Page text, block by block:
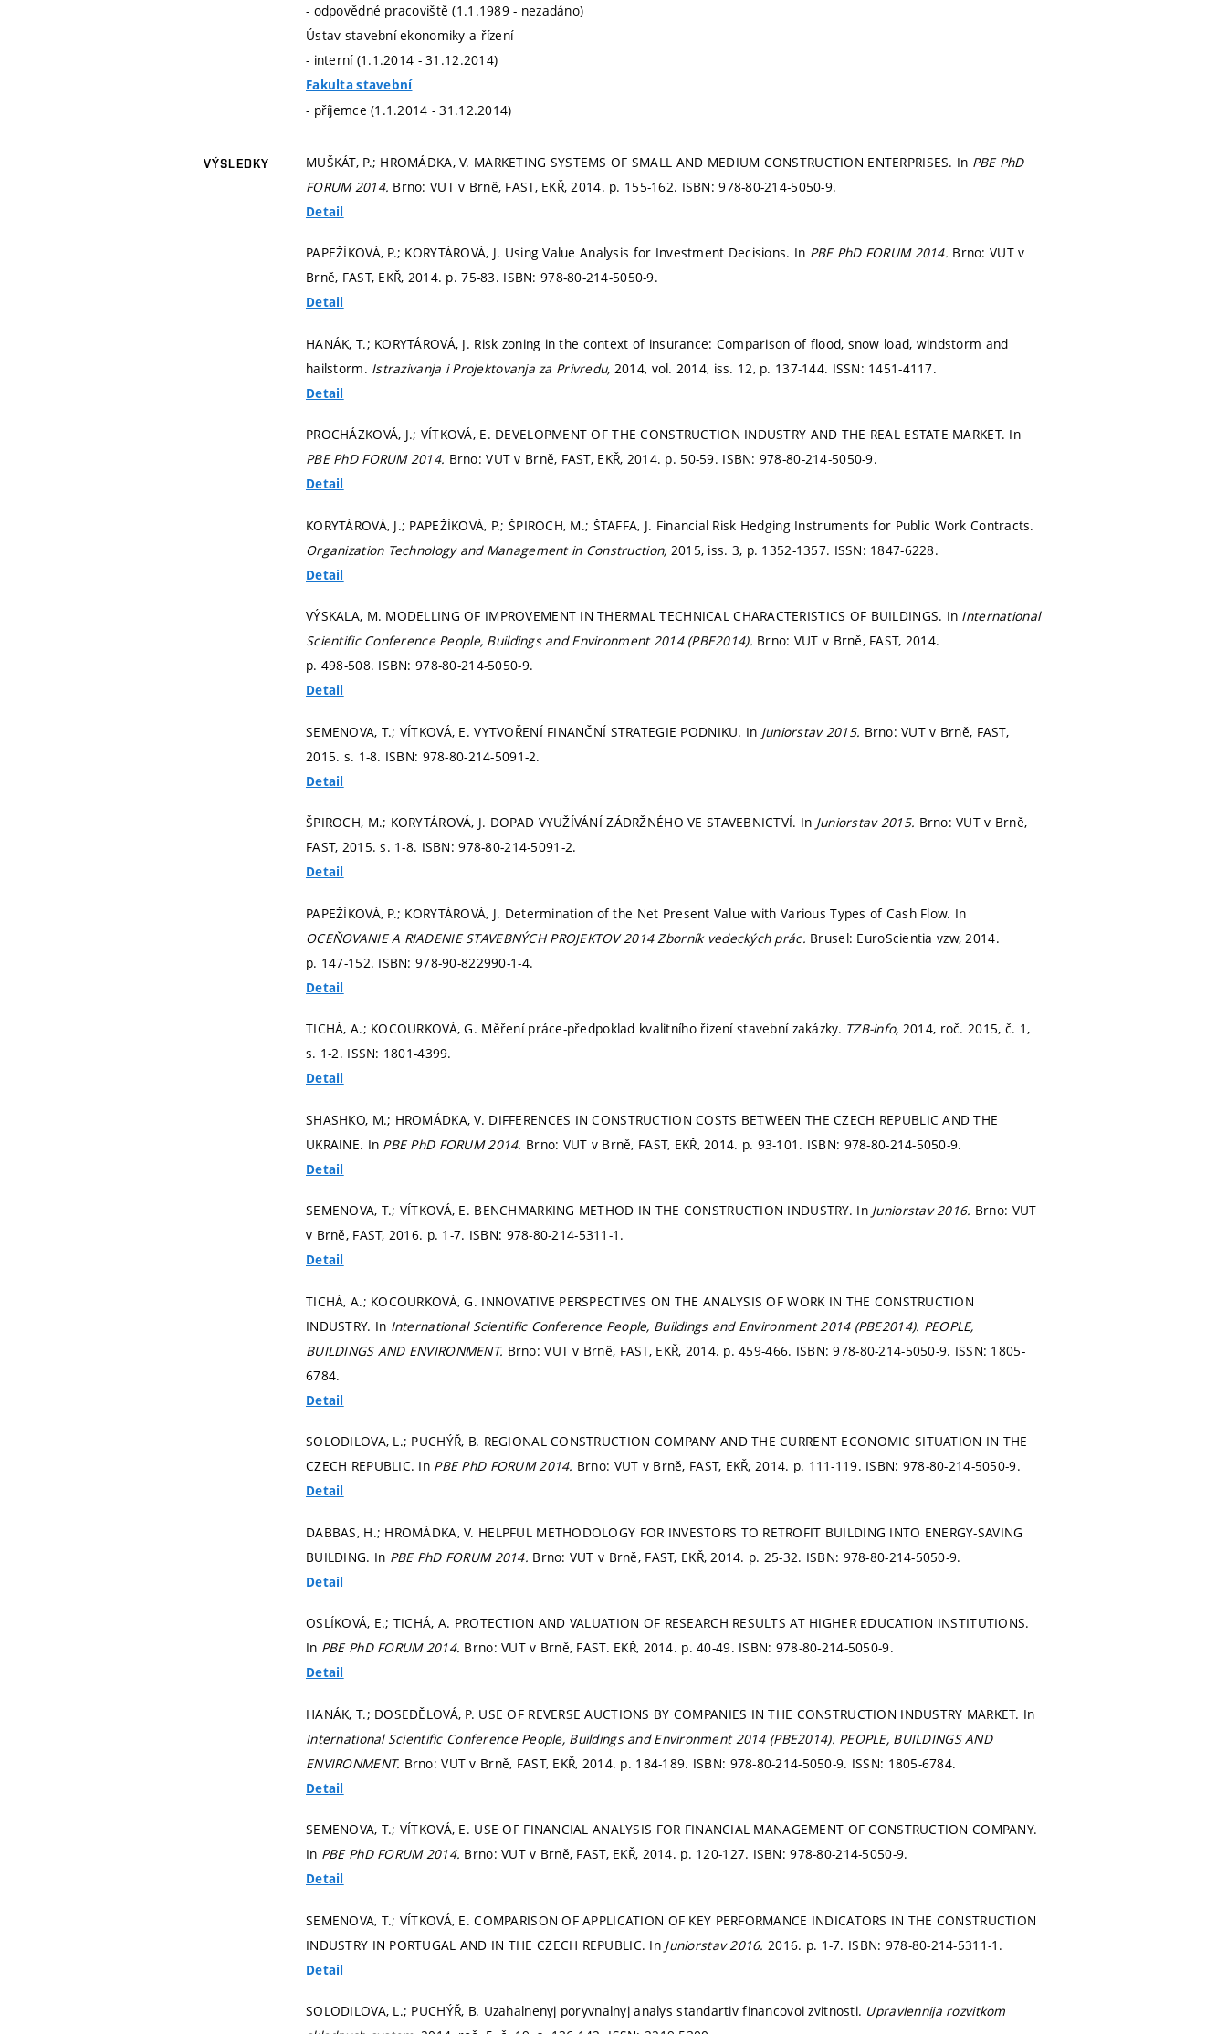
- odpovědné pracoviště (1.1.1989 - nezadáno)
Ústav stavební ekonomiky a řízení
- interní (1.1.2014 - 31.12.2014)
Fakulta stavební
- příjemce (1.1.2014 - 31.12.2014)
VÝSLEDKY MUŠKÁT, P.; HROMÁDKA, V. MARKETING SYSTEMS OF SMALL AND MEDIUM CONSTRUCTION ENTERPRISES. In PBE PhD
FORUM 2014. Brno: VUT v Brně, FAST, EKŘ, 2014. p. 155-162. ISBN: 978-80-214-5050-9.
Detail
PAPEŽÍKOVÁ, P.; KORYTÁROVÁ, J. Using Value Analysis for Investment Decisions. In PBE PhD FORUM 2014. Brno: VUT v
Brně, FAST, EKŘ, 2014. p. 75-83. ISBN: 978-80-214-5050-9.
Detail
HANÁK, T.; KORYTÁROVÁ, J. Risk zoning in the context of insurance: Comparison of flood, snow load, windstorm and
hailstorm. Istrazivanja i Projektovanja za Privredu, 2014, vol. 2014, iss. 12, p. 137-144. ISSN: 1451-4117.
Detail
PROCHÁZKOVÁ, J.; VÍTKOVÁ, E. DEVELOPMENT OF THE CONSTRUCTION INDUSTRY AND THE REAL ESTATE MARKET. In
PBE PhD FORUM 2014. Brno: VUT v Brně, FAST, EKŘ, 2014. p. 50-59. ISBN: 978-80-214-5050-9.
Detail
KORYTÁROVÁ, J.; PAPEŽÍKOVÁ, P.; ŠPIROCH, M.; ŠTAFFA, J. Financial Risk Hedging Instruments for Public Work Contracts.
Organization Technology and Management in Construction, 2015, iss. 3, p. 1352-1357. ISSN: 1847-6228.
Detail
VÝSKALA, M. MODELLING OF IMPROVEMENT IN THERMAL TECHNICAL CHARACTERISTICS OF BUILDINGS. In International
Scientific Conference People, Buildings and Environment 2014 (PBE2014). Brno: VUT v Brně, FAST, 2014.
p. 498-508. ISBN: 978-80-214-5050-9.
Detail
SEMENOVA, T.; VÍTKOVÁ, E. VYTVOŘENÍ FINANČNÍ STRATEGIE PODNIKU. In Juniorstav 2015. Brno: VUT v Brně, FAST,
2015. s. 1-8. ISBN: 978-80-214-5091-2.
Detail
ŠPIROCH, M.; KORYTÁROVÁ, J. DOPAD VYUŽÍVÁNÍ ZÁDRŽNÉHO VE STAVEBNICTVÍ. In Juniorstav 2015. Brno: VUT v Brně,
FAST, 2015.s. 1-8. ISBN: 978-80-214-5091-2.
Detail
PAPEŽÍKOVÁ, P.; KORYTÁROVÁ, J. Determination of the Net Present Value with Various Types of Cash Flow. In
OCEŇOVANIE A RIADENIE STAVEBNÝCH PROJEKTOV 2014 Zborník vedeckých prác. Brusel: EuroScientia vzw, 2014.
p. 147-152. ISBN: 978-90-822990-1-4.
Detail
TICHÁ, A.; KOCOURKOVÁ, G. Měření práce-předpoklad kvalitního řizení stavební zakázky. TZB-info, 2014, roč. 2015, č. 1,
s. 1-2. ISSN: 1801-4399.
Detail
SHASHKO, M.; HROMÁDKA, V. DIFFERENCES IN CONSTRUCTION COSTS BETWEEN THE CZECH REPUBLIC AND THE
UKRAINE. In PBE PhD FORUM 2014. Brno: VUT v Brně, FAST, EKŘ, 2014. p. 93-101. ISBN: 978-80-214-5050-9.
Detail
SEMENOVA, T.; VÍTKOVÁ, E. BENCHMARKING METHOD IN THE CONSTRUCTION INDUSTRY. In Juniorstav 2016. Brno: VUT
v Brně, FAST, 2016. p. 1-7. ISBN: 978-80-214-5311-1.
Detail
TICHÁ, A.; KOCOURKOVÁ, G. INNOVATIVE PERSPECTIVES ON THE ANALYSIS OF WORK IN THE CONSTRUCTION
INDUSTRY. In International Scientific Conference People, Buildings and Environment 2014 (PBE2014). PEOPLE,
BUILDINGS AND ENVIRONMENT. Brno: VUT v Brně, FAST, EKŘ, 2014. p. 459-466. ISBN: 978-80-214-5050-9. ISSN: 1805-
6784.
Detail
SOLODILOVA, L.; PUCHÝŘ, B. REGIONAL CONSTRUCTION COMPANY AND THE CURRENT ECONOMIC SITUATION IN THE
CZECH REPUBLIC. In PBE PhD FORUM 2014. Brno: VUT v Brně, FAST, EKŘ, 2014. p. 111-119. ISBN: 978-80-214-5050-9.
Detail
DABBAS, H.; HROMÁDKA, V. HELPFUL METHODOLOGY FOR INVESTORS TO RETROFIT BUILDING INTO ENERGY-SAVING
BUILDING. In PBE PhD FORUM 2014. Brno: VUT v Brně, FAST, EKŘ, 2014. p. 25-32. ISBN: 978-80-214-5050-9.
Detail
OSLÍKOVÁ, E.; TICHÁ, A. PROTECTION AND VALUATION OF RESEARCH RESULTS AT HIGHER EDUCATION INSTITUTIONS.
In PBE PhD FORUM 2014. Brno: VUT v Brně, FAST. EKŘ, 2014. p. 40-49. ISBN: 978-80-214-5050-9.
Detail
HANÁK, T.; DOSEDĚLOVÁ, P. USE OF REVERSE AUCTIONS BY COMPANIES IN THE CONSTRUCTION INDUSTRY MARKET. In
International Scientific Conference People, Buildings and Environment 2014 (PBE2014). PEOPLE, BUILDINGS AND
ENVIRONMENT. Brno: VUT v Brně, FAST, EKŘ, 2014. p. 184-189. ISBN: 978-80-214-5050-9. ISSN: 1805-6784.
Detail
SEMENOVA, T.; VÍTKOVÁ, E. USE OF FINANCIAL ANALYSIS FOR FINANCIAL MANAGEMENT OF CONSTRUCTION COMPANY.
In PBE PhD FORUM 2014. Brno: VUT v Brně, FAST, EKŘ, 2014. p. 120-127. ISBN: 978-80-214-5050-9.
Detail
SEMENOVA, T.; VÍTKOVÁ, E. COMPARISON OF APPLICATION OF KEY PERFORMANCE INDICATORS IN THE CONSTRUCTION
INDUSTRY IN PORTUGAL AND IN THE CZECH REPUBLIC. In Juniorstav 2016. 2016. p. 1-7. ISBN: 978-80-214-5311-1.
Detail
SOLODILOVA, L.; PUCHÝŘ, B. Uzahalnenyj poryvnalnyj analys standartiv financovoi zvitnosti. Upravlennija rozvitkom